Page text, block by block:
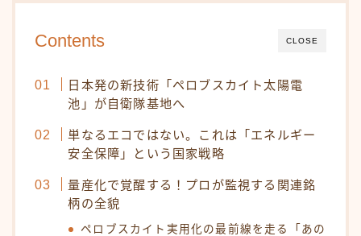
CLOSE
Contents
日本発の新技術「ペロブスカイト太陽電
池」が自衛隊基地へ
単なるエコではない。これは「エネルギー
安全保障」という国家戦略
量産化で覚醒する！プロが監視する関連銘
柄の全貌
ペロブスカイト実用化の最前線を走る「あの